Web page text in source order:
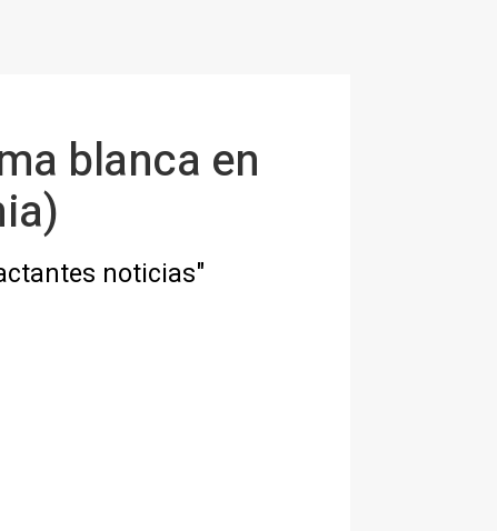
blanca en
noticias"